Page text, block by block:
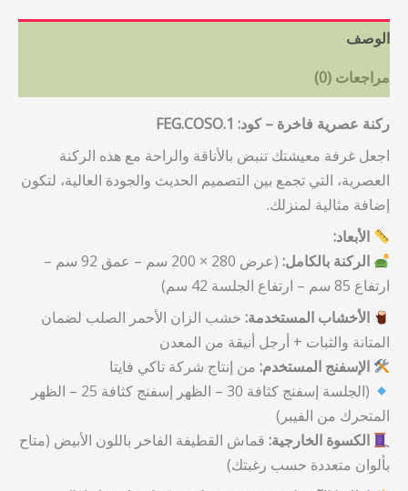
الوصف
مراجعات (0)
ركنة عصرية فاخرة – كود: FEG.COSO.1
اجعل غرفة معيشتك تنبض بالأناقة والراحة مع هذه الركنة
العصرية، التي تجمع بين التصميم الحديث والجودة العالية، لتكون
إضافة مثالية لمنزلك.
الأبعاد:
الركنة بالكامل:
(عرض 280 × 200 سم – عمق 92 سم –
ارتفاع 85 سم – ارتفاع الجلسة 42 سم)
الأخشاب المستخدمة: خشب الزان الأحمر الصلب لضمان
المتانة والثبات + أرجل أنيقة من المعدن
الإسفنج المستخدم: من إنتاج شركة تاكي فايتا
(الجلسة إسفنج كثافة 30 – الظهر إسفنج كثافة 25 – الظهر
المتحرك من الفيبر)
الكسوة الخارجية: قماش القطيفة الفاخر باللون الأبيض (متاح
بألوان متعددة حسب رغبتك)